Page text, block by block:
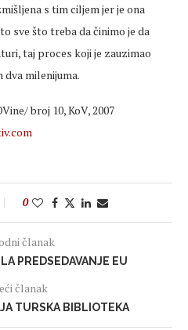
s tim ciljem jer je ona
sve što treba da činimo je da
taj proces koji je zauzimao
milenijuma.
broj 10, KoV, 2007
0
članak
PREDSEDAVANJE EU
članak
TURSKA BIBLIOTEKA